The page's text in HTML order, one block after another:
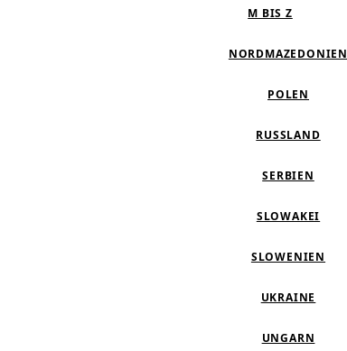
M BIS Z
NORDMAZEDONIEN
POLEN
RUSSLAND
SERBIEN
SLOWAKEI
SLOWENIEN
UKRAINE
UNGARN